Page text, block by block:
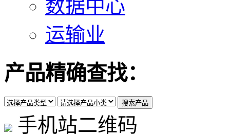
数据中心
运输业
产品精确查找：
手机站二维码